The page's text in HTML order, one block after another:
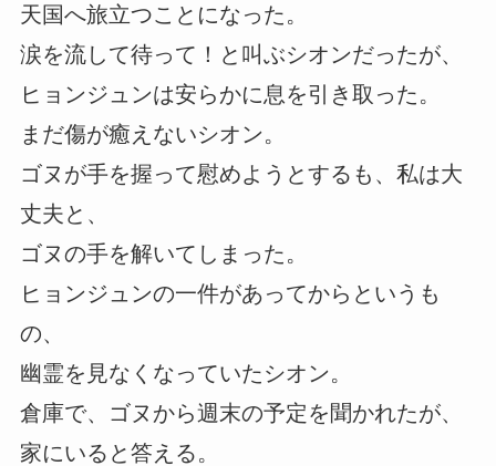
天国へ旅立つことになった。
涙を流して待って！と叫ぶシオンだったが、
ヒョンジュンは安らかに息を引き取った。
まだ傷が癒えないシオン。
ゴヌが手を握って慰めようとするも、私は大
丈夫と、
ゴヌの手を解いてしまった。
ヒョンジュンの一件があってからというも
の、
幽霊を見なくなっていたシオン。
倉庫で、ゴヌから週末の予定を聞かれたが、
家にいると答える。